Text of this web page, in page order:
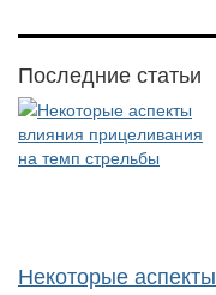
Последние статьи
Некоторые аспекты